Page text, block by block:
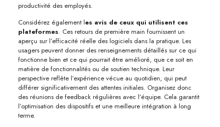
productivité des employés.
Considérez également les avis de ceux qui utilisent ces
plateformes. Ces retours de première main fournissent un
aperçu sur l’efficacité réelle des logiciels dans la pratique. Les
usagers peuvent donner des renseignements détaillés sur ce qui
fonctionne bien et ce qui pourrait être amélioré, que ce soit en
matière de fonctionnalités ou de soutien technique. Leur
perspective reflète l’expérience vécue au quotidien, qui peut
différer significativement des attentes initiales. Organisez donc
des réunions de feedback régulières avec l’équipe. Cela garantit
l’optimisation des dispositifs et une meilleure intégration à long
terme.